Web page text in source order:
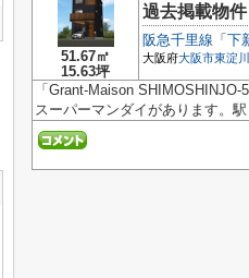
51.67㎡
15.63坪
過去掲載物件
阪急千里線 「 下
大阪府大阪市東淀
「Grant-Maison
スーパーマンダイがあります。